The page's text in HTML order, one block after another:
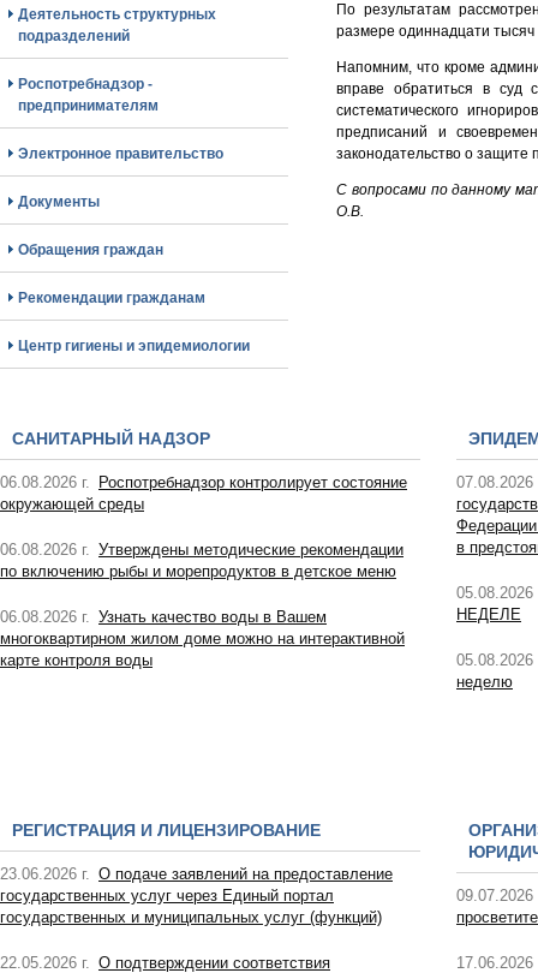
Деятельность структурных
подразделений
Роспотребнадзор -
предпринимателям
Электронное правительство
Документы
Обращения граждан
Рекомендации гражданам
Центр гигиены и эпидемиологии
По результатам
размере одиннадцати тысяч
Напомним, что кроме
вправе обратиться в суд
систематического
предписаний и
законодательство о защите
С вопросами по данному
О.В.
САНИТАРНЫЙ НАДЗОР
06.08.2026 г.
Роспотребнадзор контролирует состояние
окружающей среды
06.08.2026 г. Утверждены методические рекомендации
по включению рыбы и морепродуктов в детское меню
06.08.2026 г. Узнать качество воды в Вашем
многоквартирном жилом доме можно на интерактивной
карте контроля воды
07.08.2026
в
05.08.2026
НЕДЕЛЕ
05.08.2026
неделю
РЕГИСТРАЦИЯ И ЛИЦЕНЗИРОВАНИЕ
23.06.2026 г. О подаче заявлений на предоставление
государственных услуг через Единый портал
государственных и муниципальных услуг (функций)
22.05.2026 г. О подтверждении соответствия
09.07.2026
17.06.2026